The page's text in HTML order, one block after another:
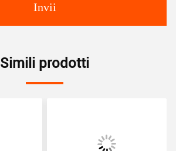
Invii
Simili prodotti